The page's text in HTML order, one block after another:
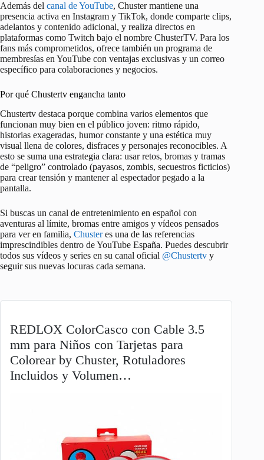
Además del canal de YouTube, Chuster mantiene una
presencia activa en Instagram y TikTok, donde comparte clips,
adelantos y contenido adicional, y realiza directos en
plataformas como Twitch bajo el nombre ChusterTV. Para los
fans más comprometidos, ofrece también un programa de
membresías en YouTube con ventajas exclusivas y un correo
específico para colaboraciones y negocios.
Por qué Chustertv engancha tanto
Chustertv destaca porque combina varios elementos que
funcionan muy bien en el público joven: ritmo rápido,
historias exageradas, humor constante y una estética muy
visual llena de colores, disfraces y personajes reconocibles. A
esto se suma una estrategia clara: usar retos, bromas y tramas
de “peligro” controlado (payasos, zombis, secuestros ficticios)
para crear tensión y mantener al espectador pegado a la
pantalla.
Si buscas un canal de entretenimiento en español con
aventuras al límite, bromas entre amigos y vídeos pensados
para ver en familia, Chusteres una de las referencias
imprescindibles dentro de YouTube España. Puedes descubrir
todos sus vídeos y series en su canal oficial @Chustertv y
seguir sus nuevas locuras cada semana.
REDLOX ColorCasco con Cable 3.5
mm para Niños con Tarjetas para
Colorear by Chuster, Rotuladores
Incluidos y Volumen…